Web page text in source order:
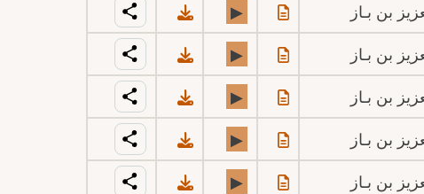
بن بـاز ▶
بن بـاز ▶
بن بـاز ▶
بن بـاز ▶
بن بـاز ▶